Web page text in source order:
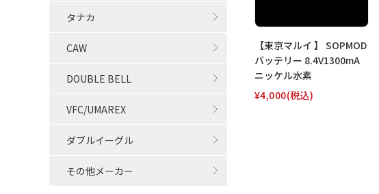
【東京マルイ 】 SOPMOD
バッテリー 8.4V1300mA
ニッケル水素
¥4,000(税込)
タナカ
CAW
DOUBLE BELL
VFC/UMAREX
ダブルイーグル
その他メーカー